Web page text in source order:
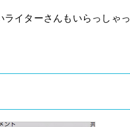
イターさんもいらっしゃっ